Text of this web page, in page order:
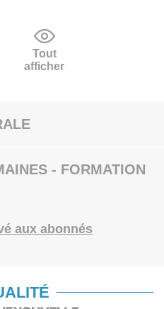
Tout
afficher
- FORMATION
aux abonnés